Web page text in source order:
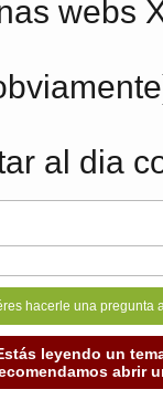
webs
al dia
hacerle una
leyendo un
abrir